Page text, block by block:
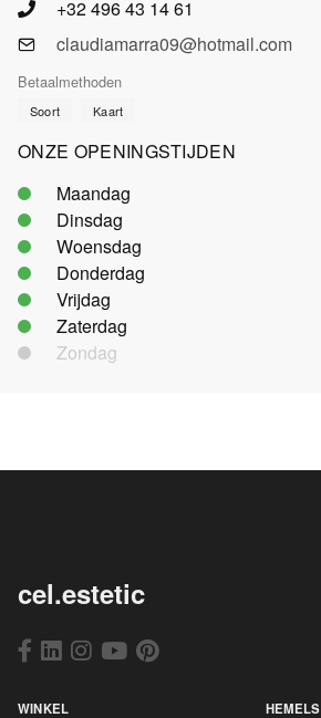
+32 496 43 14 61
claudiamarra09@hotmail.com
Betaalmethoden
Soort Kaart
ONZE OPENINGSTIJDEN
Maandag
Dinsdag
Woensdag
Donderdag
Vrijdag
Zaterdag
Zondag
cel.estetic
WINKEL HEMELS